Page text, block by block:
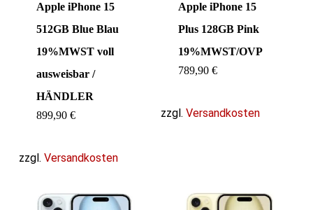
Apple iPhone 15
512GB Blue Blau
19%MWST voll
ausweisbar /
HÄNDLER
899,90€
zzgl.Versandkosten
Apple iPhone 15
Plus 128GB Pink
19%MWST/OVP
789,90€
zzgl.Versandkosten